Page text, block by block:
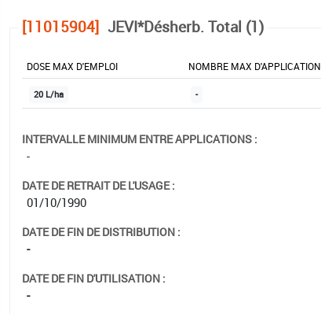
[11015904] JEVI*Désherb. Total (1)
DOSE MAX D'EMPLOI NOMBRE MAX D'APPLICATION
20 L/ha -
INTERVALLE MINIMUM ENTRE APPLICATIONS :
-
DATE DE RETRAIT DE L'USAGE :
01/10/1990
DATE DE FIN DE DISTRIBUTION :
-
DATE DE FIN D'UTILISATION :
-